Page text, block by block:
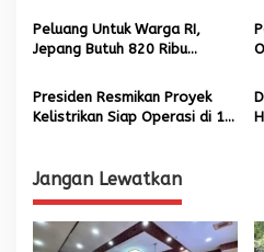
s
Tahun 1992
Peluang Untuk Warga RI,
Jepang Butuh 820 Ribu
Presiden Resmikan Proyek
Kelistrikan Siap Operasi di 18
Jangan Lewatkan